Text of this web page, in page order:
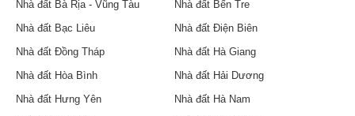
Nhà đất Bà Rịa - Vũng Tàu
Nhà đất Bến Tre
Nhà đất Bạc Liêu
Nhà đất Điện Biên
Nhà đất Đồng Tháp
Nhà đất Hà Giang
Nhà đất Hòa Bình
Nhà đất Hải Dương
Nhà đất Hưng Yên
Nhà đất Hà Nam